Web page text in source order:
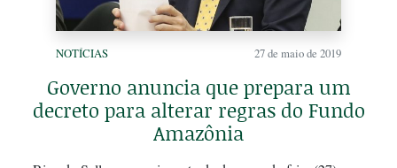
NOTÍCIAS 27 de maio de 2019
Governo anuncia que prepara um
decreto para alterar regras do Fundo
Amazônia